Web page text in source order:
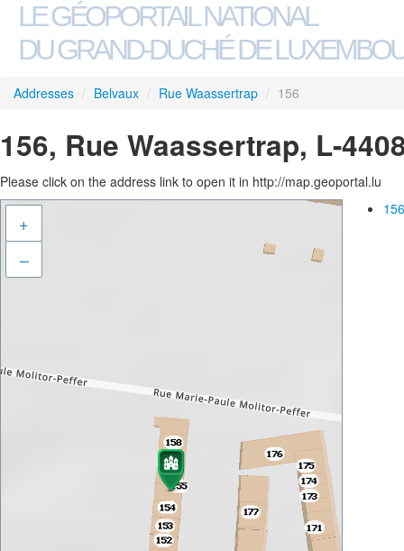
LE GÉOPORTAIL NATIONAL
DU GRAND-DUCHÉ DE
Addresses / Belvaux / Rue Waassertrap / 156
156, Rue Waassertrap, L-
Please click on the address link to open it in http://map.geoportal.lu
+
–